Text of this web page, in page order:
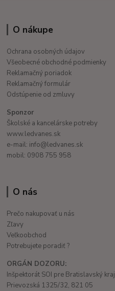
O nákupe
Ochrana osobných údajov
Všeobecné obchodné podmienky
Reklamačný poriadok
Reklamačný formulár
Odstúpenie od zmluvy
Sponzor
Školské a kancelárske potreby
www.ledvanes.sk
e-mail: info@ledvanes.sk
mobil: 0908 755 958
O nás
Prečo nakupovať u nás
Zľavy
Veľkoobchod
Potrebujete poradiť ?
ORGÁN DOZORU:
Inšpektorát SOI pre Bratislavský kraj
Prievozská 1325/32, 821 05